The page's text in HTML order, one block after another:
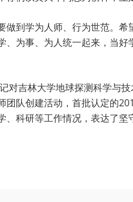
做到学为人师、行为世范。
、为事、为人统一起来，当
对吉林大学地球探测科学与
团队创建活动，首批认定的
、科研等工作情况，表达了